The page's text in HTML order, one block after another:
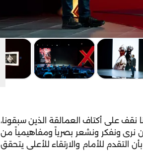
نقف على أكتاف العمالقة الذين سبقونا،
قبل 25 عاماً، وإنما تعلمنا أن نرى ونفكر ونشعر بصرياً ومفاهيمياً من
بأن التقدم للأمام والارتقاء للأعلى يتحقق